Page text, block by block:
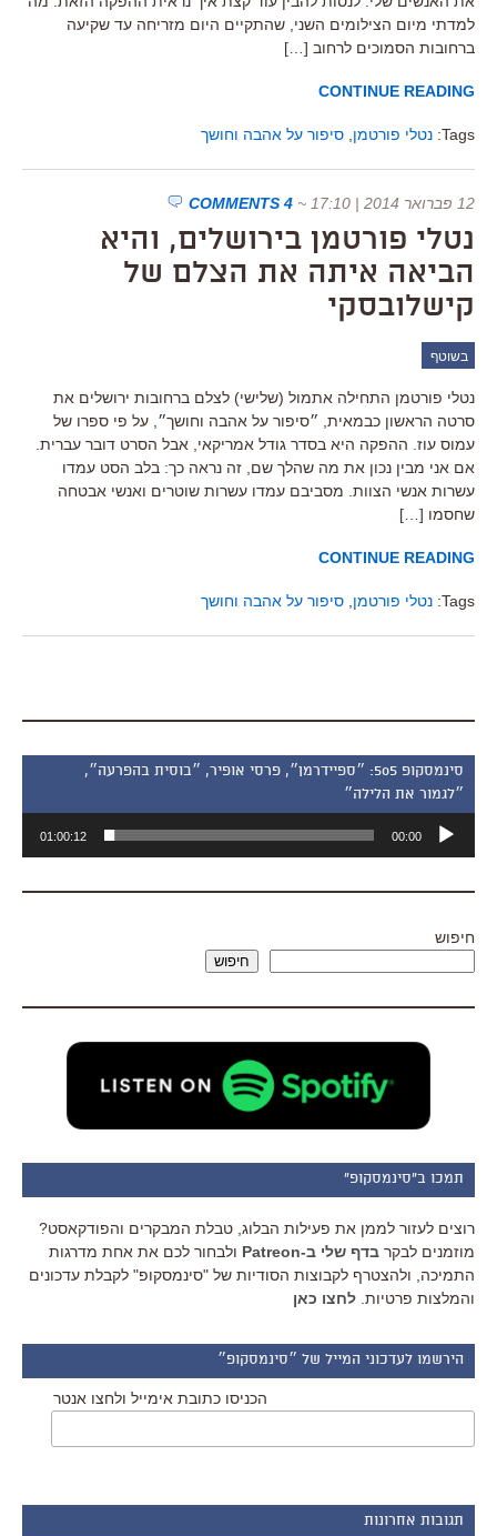
למדתי מיום הצילומים השני, שהתקיים היום מזריחה עד שקיעה
ברחובות הסמוכים לרחוב […]
CONTINUE READING
Tags: נטלי פורטמן סיפור על אהבה וחושך
12 פברואר 2014 | 17:10 ~
4 COMMENTS
נטלי פורטמן בירושלים, והיא
הביאה איתה את הצלם של
קישלובסקי
בשוטף
נטלי פורטמן התחילה אתמול (שלישי) לצלם ברחובות ירושלים את
סרטה הראשון כבמאית, ״סיפור על אהבה וחושך״, על פי ספרו של
עמוס עוז. ההפקה היא בסדר גודל אמריקאי, אבל הסרט דובר עברית.
אם אני מבין נכון את מה שהלך שם, זה נראה כך: בלב הסט עמדו
עשרות אנשי הצוות. מסביבם עמדו עשרות שוטרים ואנשי אבטחה
שחסמו […]
CONTINUE READING
Tags: נטלי פורטמן סיפור על אהבה וחושך
סינמסקופ 505: ״ספיידרמן״, פרסי אופיר, ״בוסית בהפרעה״,
״לגמור את הלילה״
אודיו
00:00
01:00:12
חיפוש
חיפוש
תמכו ב"סינמסקופ"
רוצים לעזור לממן את פעילות הבלוג, טבלת המבקרים והפודקאסט?
מוזמנים לבקר בדף שלי ב-Patreon
ולבחור לכם את אחת מדרגות
התמיכה, ולהצטרף לקבוצות הסודיות של "סינמסקופ" לקבלת עדכונים
והמלצות פרטיות. לחצו כאן
הירשמו לעדכוני המייל של ״סינמסקופ״
הכניסו כתובת אימייל ולחצו אנטר
תגובות אחרונות